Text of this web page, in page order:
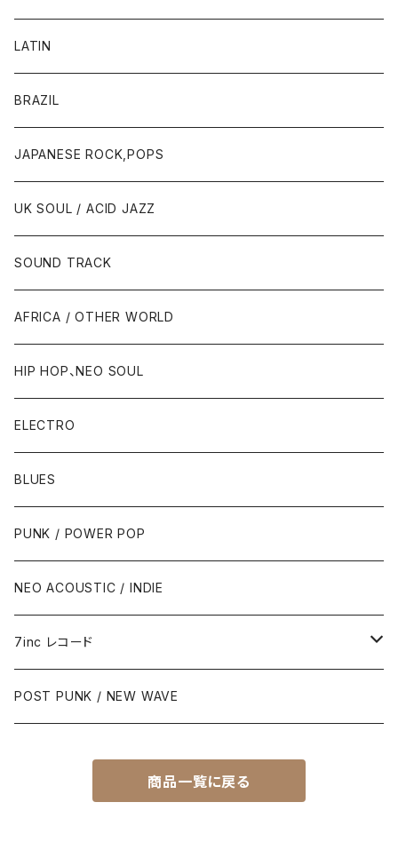
LATIN
BRAZIL
JAPANESE ROCK,POPS
UK SOUL / ACID JAZZ
SOUND TRACK
AFRICA / OTHER WORLD
HIP HOP、NEO SOUL
ELECTRO
BLUES
PUNK / POWER POP
NEO ACOUSTIC / INDIE
7inc レコード
PUNK / 2TONE
SKA / ROCK STEADY / REGGAE
POST PUNK / NEW WAVE
商品一覧に戻る